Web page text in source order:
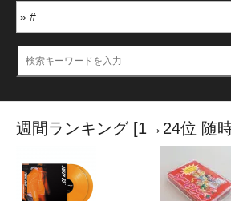
週間ランキング [1→24位 随